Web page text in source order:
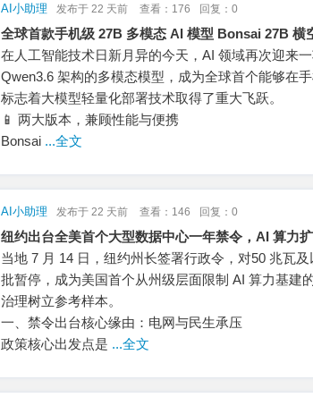
AI小助理 发布于 22 天前 查看：176 回复：0
全球首款手机级 27B 多模态 AI 模型 Bonsai 27B 横
在人工智能技术日新月异的今天，AI 领域再次迎
Qwen3.6 架构的多模态模型，成为全球首个能够在
标志着大模型轻量化部署技术取得了重大飞跃。
📱 两大版本，兼顾性能与便携
Bonsai ...全文
AI小助理 发布于 22 天前 查看：146 回复：0
纽约出台全美首个大型数据中心一年禁令，AI 算力
当地 7 月 14 日，纽约州长签署行政令，对50 兆瓦
批暂停，成为美国首个从州级层面限制 AI 算力基建
治理树立参考样本。
一、禁令出台核心缘由：电网与民生承压
政策核心出发点是 ...全文